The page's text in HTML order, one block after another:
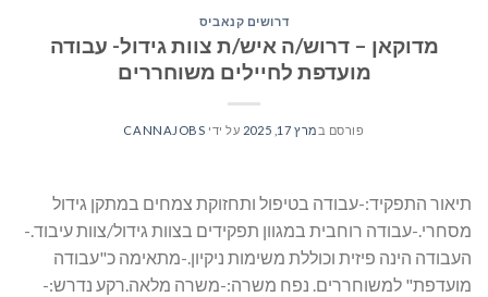
דרושים קנאביס
מדוקאן – דרוש/ה איש/ת צוות גידול- עבודה
מועדפת לחיילים משוחררים
פורסם במרץ 17, 2025 על ידי CANNAJOBS
תיאור התפקיד:-עבודה בטיפול ותחזוקת צמחים במתקן גידול
מסחרי.-עבודה רוחבית במגוון תפקידים בצוות גידול/צוות עיבוד.-
העבודה הינה פיזית וכוללת משימות ניקיון.-מתאימה כ"עבודה
מועדפת" למשוחררים. נפח משרה:-משרה מלאה.רקע נדרש:-